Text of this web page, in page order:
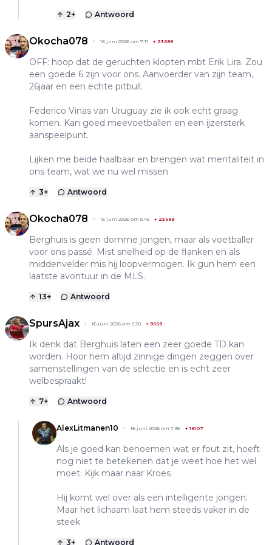
2+ Antwoord
Okocha078 16 juni 2026 om 7:11 + 23688
OFF: hoop dat de geruchten klopten mbt Erik Lira. Zou
een goede 6 zijn voor ons. Aanvoerder van zijn team,
26jaar en een echte pitbull.
Federico Vinas van Uruguay zie ik ook echt graag
komen. Kan goed meevoetballen en een ijzersterk
aanspeelpunt.
Lijken me beide haalbaar en brengen wat mentaliteit in
ons team, wat we nu wel missen
3+ Antwoord
Okocha078 16 juni 2026 om 5:45 + 23688
Berghuis is geen domme jongen, maar als voetballer
voor ons passé. Mist snelheid op de flanken en als
middenvelder mis hij loopvermogen. Ik gun hem een
laatste avontuur in de MLS.
13+ Antwoord
SpursAjax 16 juni 2026 om 5:20 + 8668
Ik denk dat Berghuis laten een zeer goede TD kan
worden. Hoor hem altijd zinnige dingen zeggen over
samenstellingen van de selectie en is echt zeer
welbespraakt!
7+ Antwoord
AlexLitmanen10 16 juni 2026 om 7:36 +16107
Als je goed kan benoemen wat er fout zit, hoeft
nog niet te betekenen dat je weet hoe het wel
moet. Kijk maar naar Kroes
Hij komt wel over als een intelligente jongen.
Maar het lichaam laat hem steeds vaker in de
steek
3+ Antwoord